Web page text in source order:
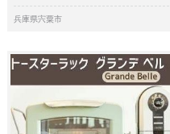
兵庫県宍粟市